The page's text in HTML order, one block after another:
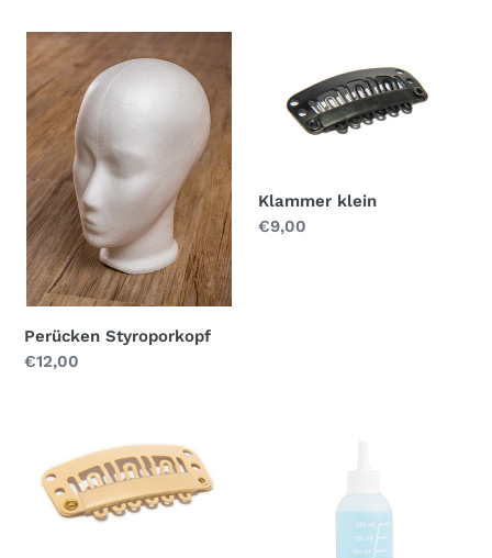
Perücken
Styroporkopf
Perücken Styroporkopf
Normaler
€12,00
Klammer klein
Normaler
€9,00